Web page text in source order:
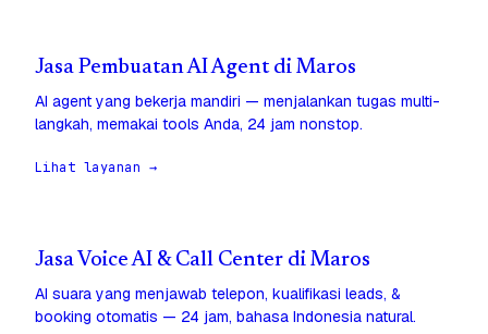
Jasa Pembuatan AI Agent di Maros
AI agent yang bekerja mandiri — menjalankan tugas multi-
langkah, memakai tools Anda, 24 jam nonstop.
Lihat layanan →
Jasa Voice AI & Call Center di Maros
AI suara yang menjawab telepon, kualifikasi leads, &
booking otomatis — 24 jam, bahasa Indonesia natural.